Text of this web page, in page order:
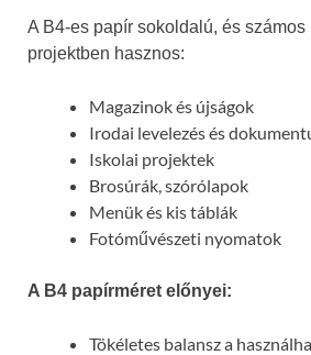
A B4-es papír sokoldalú, és számos
projektben hasznos:
Magazinok és újságok
Irodai levelezés és
Iskolai projektek
Brosúrák, szórólapok
Menük és kis táblák
Fotóművészeti nyomatok
A B4 papírméret előnyei:
Tökéletes balansz a